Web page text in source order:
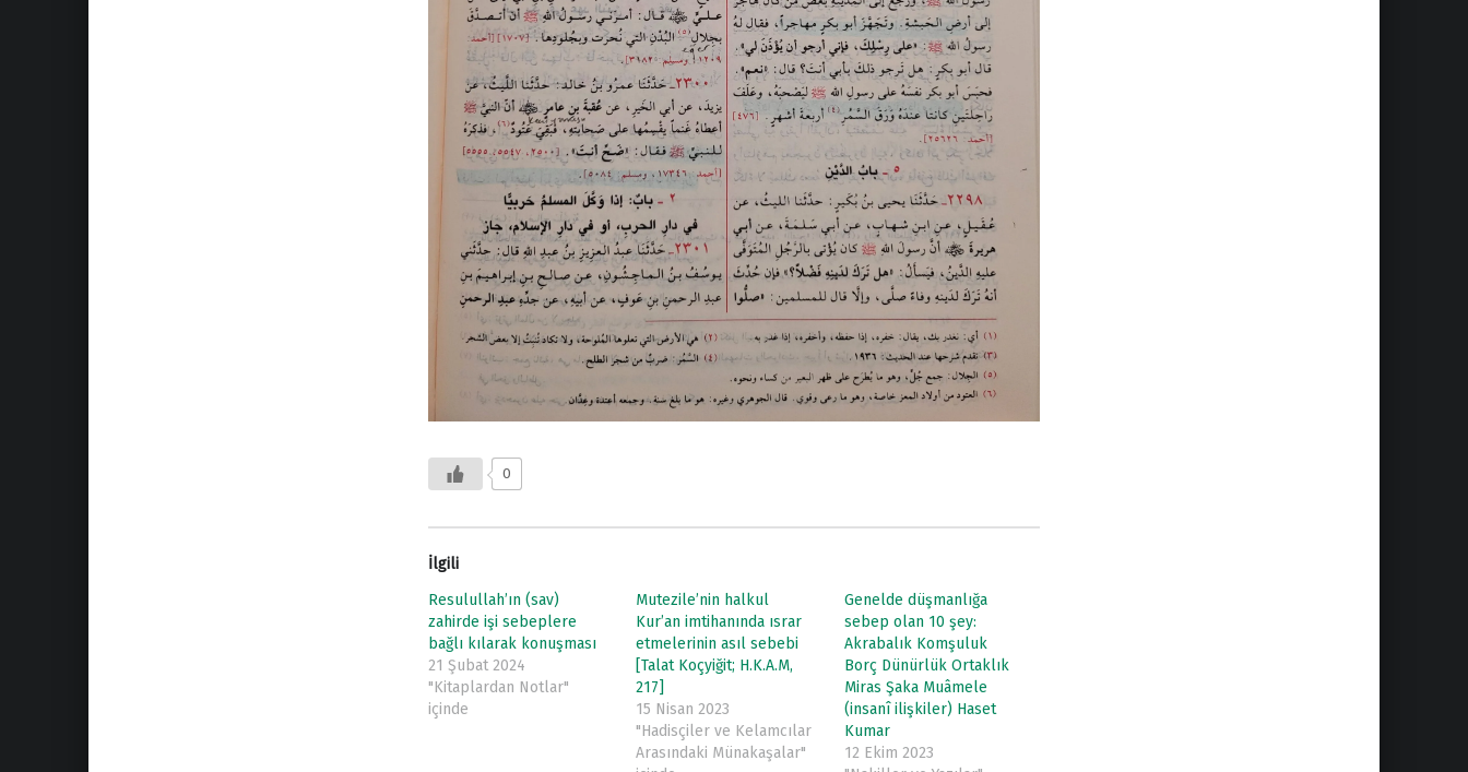
0
İlgili
Resulullah’ın (sav)
zahirde işi sebeplere
bağlı kılarak konuşması
21 Şubat 2024
"Kitaplardan Notlar"
içinde
Mutezile’nin halkul
Kur’an imtihanında ısrar
etmelerinin asıl sebebi
[Talat Koçyiğit; H.K.A.M,
217]
15 Nisan 2023
"Hadisçiler ve Kelamcılar
Arasındaki Münakaşalar"
Genelde düşmanlığa
sebep olan 10 şey:
Akrabalık Komşuluk
Borç Dünürlük Ortaklık
Miras Şaka Muâmele
(insanî ilişkiler) Haset
Kumar
12 Ekim 2023